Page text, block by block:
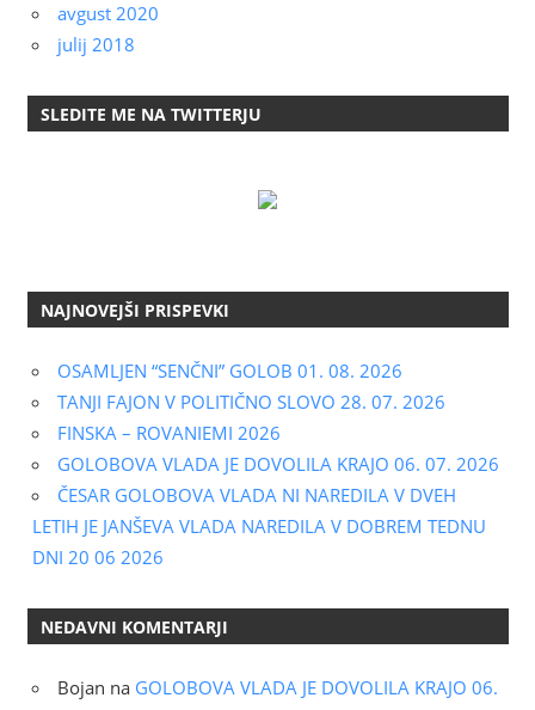
avgust 2020
julij 2018
SLEDITE ME NA TWITTERJU
NAJNOVEJŠI PRISPEVKI
OSAMLJEN “SENČNI” GOLOB 01. 08. 2026
TANJI FAJON V POLITIČNO SLOVO 28. 07. 2026
FINSKA – ROVANIEMI 2026
GOLOBOVA VLADA JE DOVOLILA KRAJO 06. 07. 2026
ČESAR GOLOBOVA VLADA NI NAREDILA V DVEH
LETIH JE JANŠEVA VLADA NAREDILA V DOBREM TEDNU
DNI 20 06 2026
NEDAVNI KOMENTARJI
Bojan na GOLOBOVA VLADA JE DOVOLILA KRAJO 06.